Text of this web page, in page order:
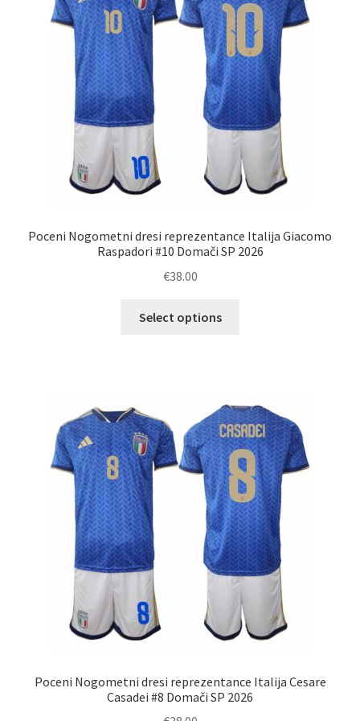
na
strani
izdelka
Poceni Nogometni dresi reprezentance Italija Giacomo
Raspadori #10 Domači SP 2026
€38.00
Select options
Možnosti
lahko
izberete
na
strani
izdelka
Poceni Nogometni dresi reprezentance Italija Cesare
Casadei #8 Domači SP 2026